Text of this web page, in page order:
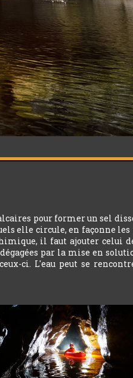
pour former un sel
elle circule, en façonne
il faut ajouter celui
par la mise en
ci. L'eau peut se